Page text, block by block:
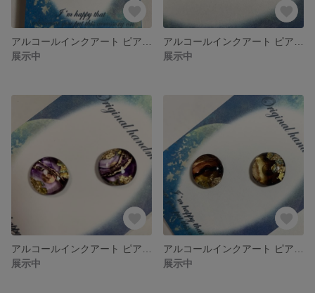
展示中
展示中
展示中
展示中